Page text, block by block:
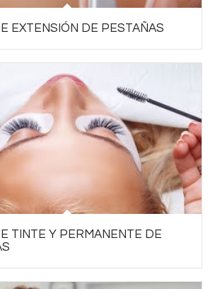
EXTENSIÓN DE PESTAÑAS
TINTE Y PERMANENTE DE